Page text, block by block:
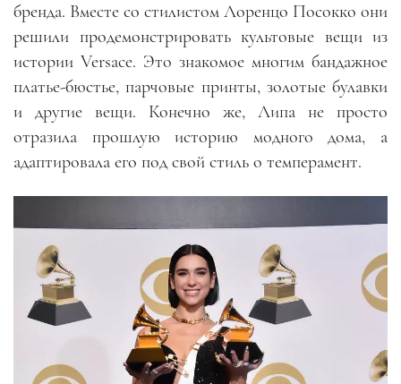
бренда. Вместе со стилистом Лоренцо Посокко они
решили продемонстрировать культовые вещи из
истории Versace. Это знакомое многим бандажное
платье-бюстье, парчовые принты, золотые булавки
и другие вещи. Конечно же, Липа не просто
отразила прошлую историю модного дома, а
адаптировала его под свой стиль о темперамент.